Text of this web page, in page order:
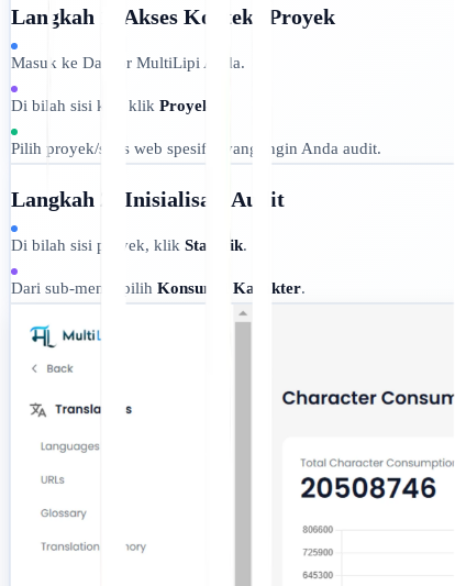
Langkah 1: Akses Konteks Proyek
Masuk ke Dasbor MultiLipi Anda.
Di bilah sisi kiri, klik Proyek
Pilih proyek/situs web spesifik yang ingin Anda audit.
Langkah 2: Inisialisasi Audit
Di bilah sisi proyek, klik Statistik.
Dari sub-menu, pilih Konsumsi Karakter.